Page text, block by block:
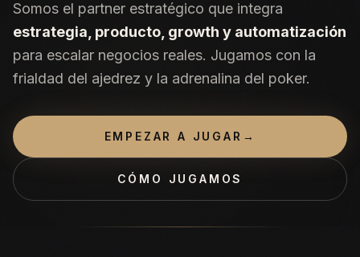
Somos el partner estratégico que integra
estrategia, producto, growth y automatización
para escalar negocios reales. Jugamos con la
frialdad del ajedrez y la adrenalina del poker.
EMPEZAR A JUGAR →
CÓMO JUGAMOS